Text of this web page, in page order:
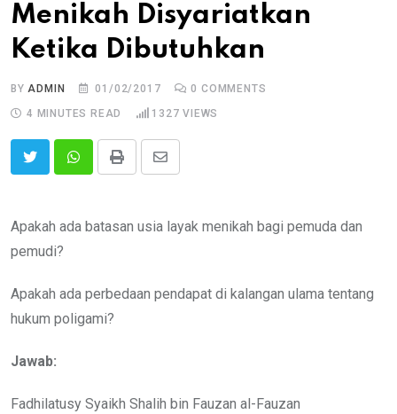
Menikah Disyariatkan
Ketika Dibutuhkan
BY ADMIN 01/02/2017 0 COMMENTS
4 MINUTES READ
1327 VIEWS
Print
Share
Email
Apakah ada batasan usia layak menikah bagi pemuda dan
pemudi?
Apakah ada perbedaan pendapat di kalangan ulama tentang
hukum poligami?
Jawab:
Fadhilatusy Syaikh Shalih bin Fauzan al-Fauzan